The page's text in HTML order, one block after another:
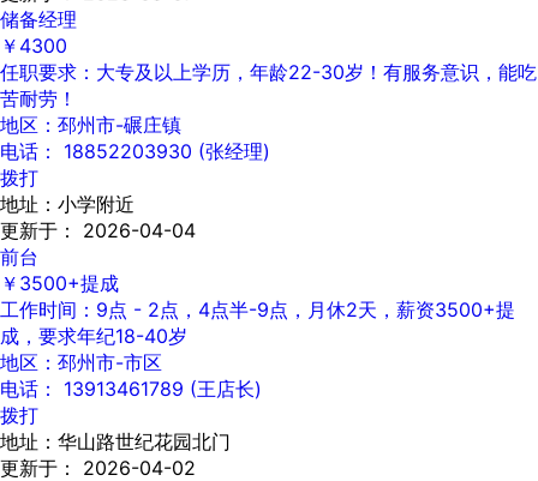
储备经理
￥4300
任职要求：大专及以上学历，年龄22-30岁！有服务意识，能吃
苦耐劳！
地区：邳州市-碾庄镇
电话： 18852203930 (张经理)
拨打
地址：小学附近
更新于： 2026-04-04
前台
￥3500+提成
工作时间：9点 - 2点，4点半-9点，月休2天，薪资3500+提
成，要求年纪18-40岁
地区：邳州市-市区
电话： 13913461789 (王店长)
拨打
地址：华山路世纪花园北门
更新于： 2026-04-02